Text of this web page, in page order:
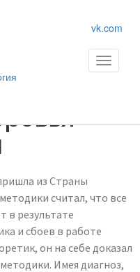
vk.com
Toggle
из Страны
считал, что все
в результате
и сбоев в работе
он на себе доказал
Имея диагноз,